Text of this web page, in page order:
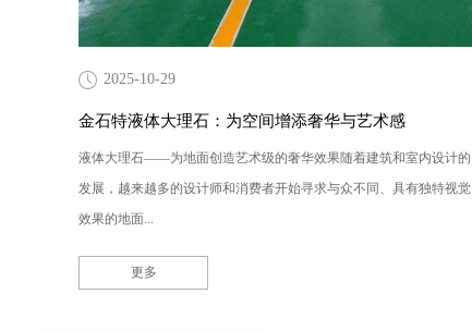
2025-10-29
金石特液体大理石：为空间增添奢华与艺术感
液体大理石——为地面创造艺术级的奢华效果随着建筑和室内设计的
发展，越来越多的设计师和消费者开始寻求与众不同、具有独特视觉
效果的地面...
更多